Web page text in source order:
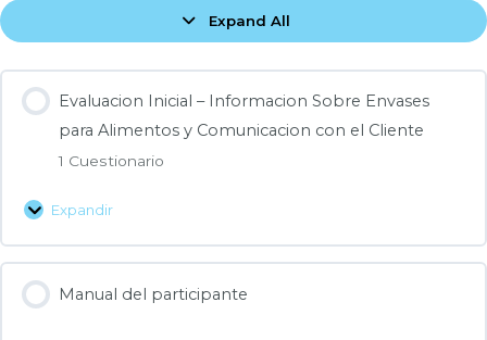
Expand All
Evaluacion Inicial – Informacion Sobre Envases
para Alimentos y Comunicacion con el Cliente
1 Cuestionario
Expandir
–
para
Alimentos
y
con
Cliente
Manual del participante
Sobre
y
Comunicacion
con
Cliente